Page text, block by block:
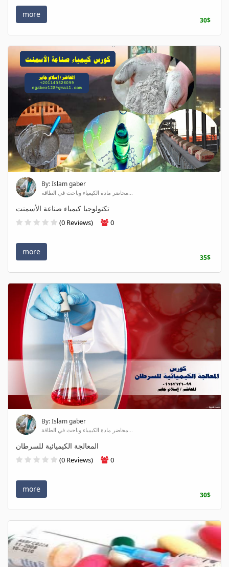
more
30$
By: Islam gaber
محاضر مادة الكيمياء وباحث في الطاقة...
تكنولوجيا كيمياء صناعة الأسمنت
(0 Reviews) 0
more
35$
By: Islam gaber
محاضر مادة الكيمياء وباحث في الطاقة...
المعالجة الكيميائية للسرطان
(0 Reviews) 0
more
30$